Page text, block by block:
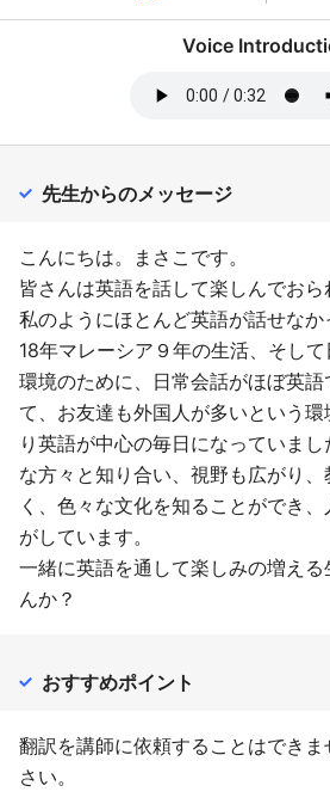
Voice
先生からのメッセージ
こんにちは。まさこです。
皆さんは英語を話して楽しんでおら
私のようにほとんど英語が話せな
18年マレーシア９年の生活、そし
環境のために、日常会話がほぼ英
て、お友達も外国人が多いという
り英語が中心の毎日になっていま
な方々と知り合い、視野も広がり
く、色々な文化を知ることができ
がしています。
一緒に英語を通して楽しみの増え
んか？
おすすめポイント
翻訳を講師に依頼することはでき
さい。